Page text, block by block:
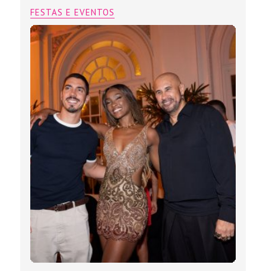
FESTAS E EVENTOS